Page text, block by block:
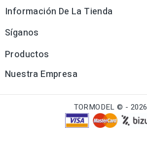
Información De La Tienda
Síganos
Productos
Nuestra Empresa
TORMODEL © - 2026